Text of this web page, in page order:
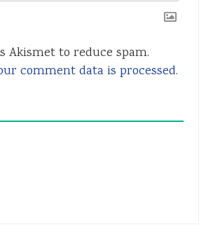
Akismet to reduce spam.
comment data is processed.